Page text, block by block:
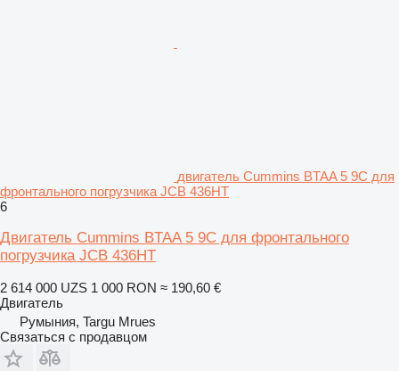
двигатель Cummins BTAA 5 9C для
фронтального погрузчика JCB 436HT
6
Двигатель Cummins BTAA 5 9C для фронтального
погрузчика JCB 436HT
2 614 000 UZS 1 000 RON ≈ 190,60 €
Двигатель
Румыния, Targu Mrues
Связаться с продавцом